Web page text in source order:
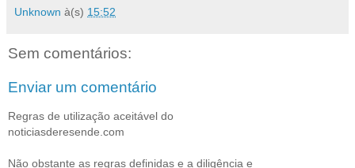
Unknown à(s) 15:52
Sem comentários:
Enviar um comentário
Regras de utilização aceitável do
noticiasderesende.com
Não obstante as regras definidas e a diligência e